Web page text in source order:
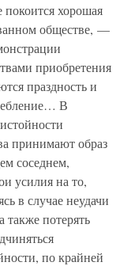
покоится хорошая
обществе, —
приобретения
праздность и
В
принимают образ
соседнем,
усилия на то,
в случае неудачи
потерять
по крайней